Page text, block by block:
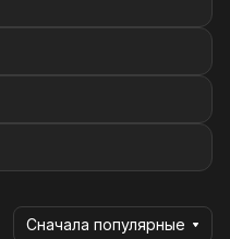
Сначала популярные